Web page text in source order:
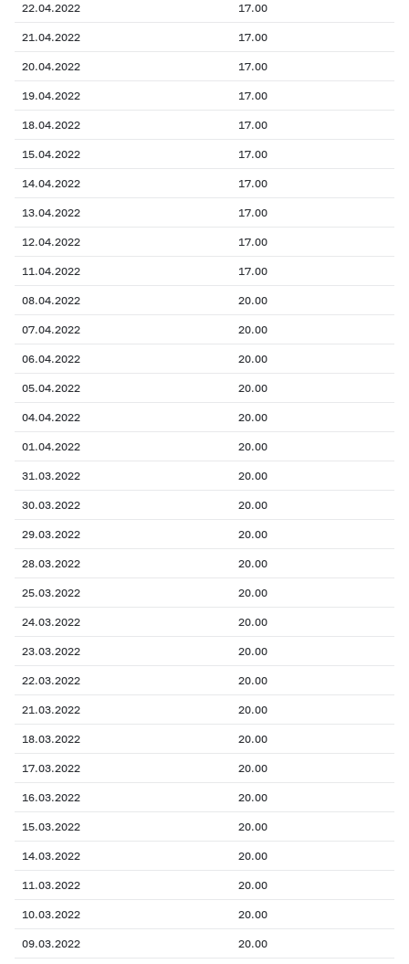
22.04.2022 17.00
21.04.2022 17.00
20.04.2022 17.00
19.04.2022 17.00
18.04.2022 17.00
15.04.2022 17.00
14.04.2022 17.00
13.04.2022 17.00
12.04.2022 17.00
11.04.2022 17.00
08.04.2022 20.00
07.04.2022 20.00
06.04.2022 20.00
05.04.2022 20.00
04.04.2022 20.00
01.04.2022 20.00
31.03.2022 20.00
30.03.2022 20.00
29.03.2022 20.00
28.03.2022 20.00
25.03.2022 20.00
24.03.2022 20.00
23.03.2022 20.00
22.03.2022 20.00
21.03.2022 20.00
18.03.2022 20.00
17.03.2022 20.00
16.03.2022 20.00
15.03.2022 20.00
14.03.2022 20.00
11.03.2022 20.00
10.03.2022 20.00
09.03.2022 20.00